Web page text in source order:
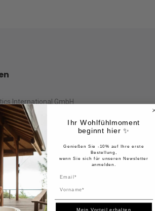
International GmbH
2A
Ihr Wohlfühlmoment
beginnt hier ✨
Genießen Sie -10% auf Ihre erste
Bestellung,
wenn Sie sich für unseren Newsletter
anmelden.
Mein Vorteil erhalten